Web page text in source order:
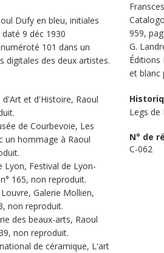
Dufy en bleu, initiales
9 déc 1930
101 dans un
digitales des deux artistes.
d'Art et d'Histoire, Raoul
de Courbevoie, Les
un hommage à Raoul
Lyon, Festival de Lyon-
165, non reproduit.
Galerie Mollien,
non reproduit.
des beaux-arts, Raoul
non reproduit.
de céramique, L'art
959,
G.
Éditions
et blanc
Legs de
N° de
C-062